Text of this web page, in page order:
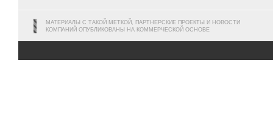
МАТЕРИАЛЫ С ТАКОЙ МЕТКОЙ, ПАРТНЕРСКИЕ ПРОЕКТЫ И НОВОСТИ
КОМПАНИЙ ОПУБЛИКОВАНЫ НА КОММЕРЧЕСКОЙ ОСНОВЕ